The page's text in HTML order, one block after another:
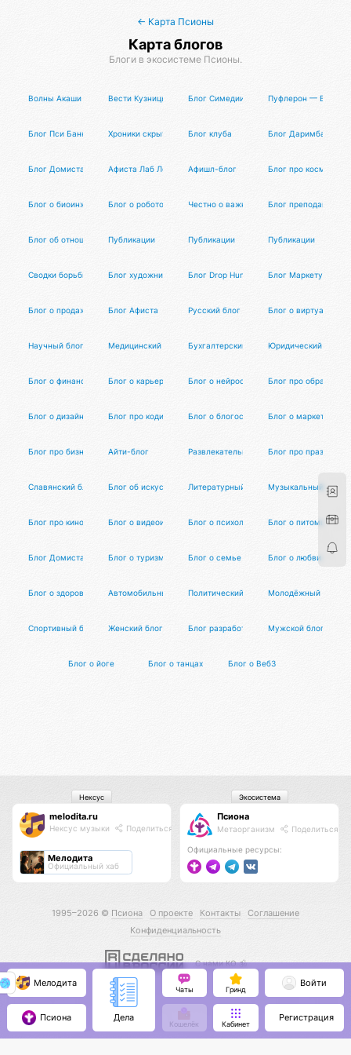
← Карта Псионы
Карта блогов
Блоги в экосистеме Псионы.
Волны Акаши — Блог РАВести Кузницы Блог Симедии Пуфлерон — Блог
Блог Пси Банка Хроники скрытой историиБлог клуба Блог Даримба
Блог Домиста АрендыАфиста Лаб Лог Афишл-блог Блог про космос
Блог о биоинженерииБлог о робототехникеЧестно о важном Блог
Блог об отношениях мужчин и женщин
Публикации Публикации Публикации
Сводки борьбы с британской монархией
Блог художника Раисы Арефьевой
Блог Drop Hunters Блог Маркетун
Блог о продажах и маркетплейсах
Блог Афиста Русский блог Блог о виртуальной
Научный блог Медицинский блог Бухгалтерский блог Юридический блог
Блог о финансах Блог о карьере и работеБлог о нейросетях Блог про
Блог о дизайне Блог про кодинг Блог о блогосфере Блог о маркетинге
Блог про бизнес Айти-блог Развлекательный блогБлог про праздники
Славянский блог Блог об искусстве Литературный блог Музыкальный блог
Блог про кино Блог о видеоиграх Блог о психологии Блог о питомцах
Блог Домиста Блог о туризме Блог о семье и воспитанииБлог о любви и
Блог о здоровье и питанииАвтомобильный блогПолитический блог Молодёжный блог
Спортивный блог Женский блог Блог разработки Мужской блог
Блог о йоге Блог о танцах Блог о Веб3
melodita.ru
Нексус музыки Поделиться
Мелодита
Официальный хаб
Нексус
Псиона
Метаорганизм Поделиться
Официальные ресурсы:
Экосистема
1995–2026 © Псиона О проекте Контакты
Соглашение
Конфиденциальность
С нами КО 🕉️
Мелодита
Псиона Дела
Чаты Гринд
Кошелёк Кабинет
Войти
Регистрация